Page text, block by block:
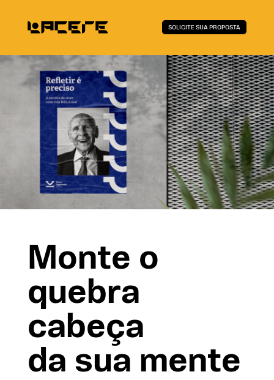
SOLICITE SUA PROPOSTA
Monte o
quebra
cabeça
da sua mente